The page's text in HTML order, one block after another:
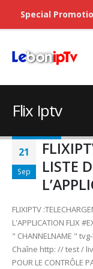
Flix Iptv
21
Sep
LISTE
FLIXIPTV
L'APPLICATION FLIX
" CHANNELNAME "
Chaîne http: // test /
POUR LE CONTRÔLE
Special